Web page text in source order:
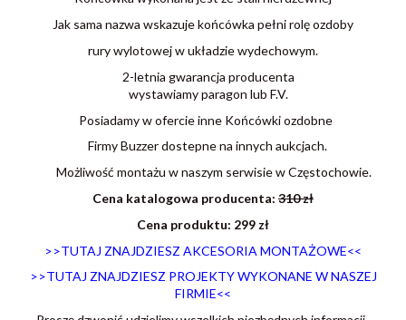
Jak sama nazwa wskazuje końcówka pełni rolę ozdoby
rury wylotowej w układzie wydechowym.
2-letnia gwarancja producenta
wystawiamy paragon lub F.V.
Posiadamy w ofercie inne Końcówki ozdobne
Firmy Buzzer dostepne na innych aukcjach.
Możliwość montażu w naszym serwisie w Częstochowie.
Cena katalogowa producenta: 310 zł
Cena produktu: 299 zł
>>TUTAJ ZNAJDZIESZ AKCESORIA MONTAŻOWE<<
>>TUTAJ ZNAJDZIESZ PROJEKTY WYKONANE W NASZEJ
FIRMIE<<